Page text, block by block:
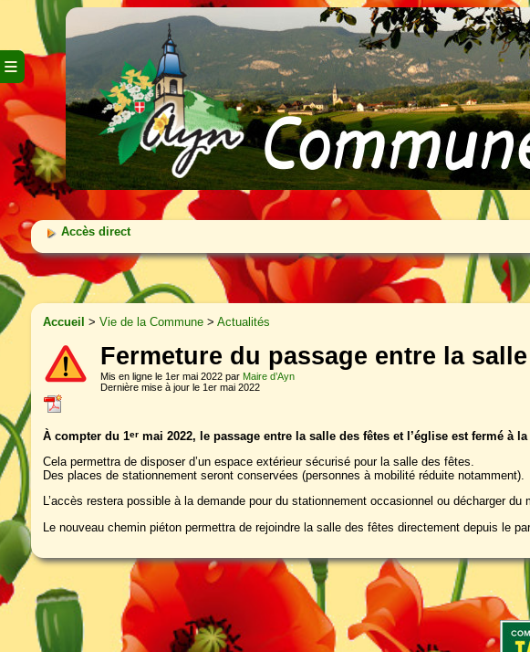
≡
Accès direct
Accueil > Vie de la Commune> Actualités
Fermeture du passage entre la
Mis en ligne le 1er mai 2022 par Maire d’Ayn
Dernière mise à jour le 1er mai 2022
À compter du 1ermai 2022, le passage entre la salle des fêtes et l’église est fermé à
Cela permettra de disposer d’un espace extérieur sécurisé pour la salle des fêtes.
Des places de stationnement seront conservées (personnes à mobilité réduite notamment).
L’accès restera possible à la demande pour du stationnement occasionnel ou décharger du
Le nouveau chemin piéton permettra de rejoindre la salle des fêtes directement depuis le